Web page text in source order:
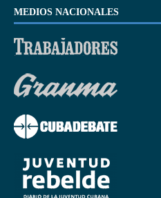
MEDIOS NACIONALES